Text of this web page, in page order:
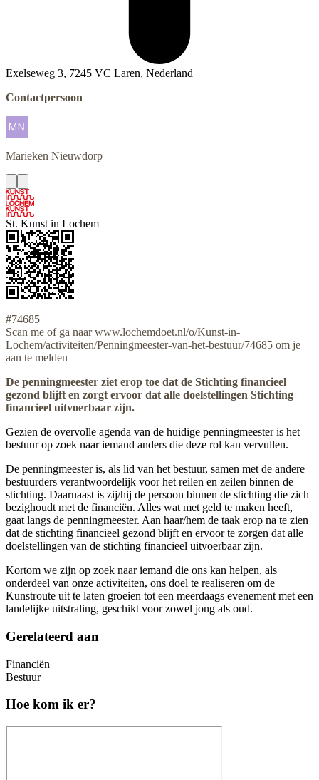
Exelseweg 3, 7245 VC Laren, Nederland
Contactpersoon
Marieken Nieuwdorp
St. Kunst in Lochem
#74685
Scan me of ga naar www.lochemdoet.nl/o/Kunst-in-
Lochem/activiteiten/Penningmeester-van-het-bestuur/74685 om je
aan te melden
De penningmeester ziet erop toe dat de Stichting financieel
gezond blijft en zorgt ervoor dat alle doelstellingen Stichting
financieel uitvoerbaar zijn.
Gezien de overvolle agenda van de huidige penningmeester is het
bestuur op zoek naar iemand anders die deze rol kan vervullen.
De penningmeester is, als lid van het bestuur, samen met de andere
bestuurders verantwoordelijk voor het reilen en zeilen binnen de
stichting. Daarnaast is zij/hij de persoon binnen de stichting die zich
bezighoudt met de financiën. Alles wat met geld te maken heeft,
gaat langs de penningmeester. Aan haar/hem de taak erop na te zien
dat de stichting financieel gezond blijft en ervoor te zorgen dat alle
doelstellingen van de stichting financieel uitvoerbaar zijn.
Kortom we zijn op zoek naar iemand die ons kan helpen, als
onderdeel van onze activiteiten, ons doel te realiseren om de
Kunstroute uit te laten groeien tot een meerdaags evenement met een
landelijke uitstraling, geschikt voor zowel jong als oud.
Gerelateerd aan
Financiën
Bestuur
Hoe kom ik er?